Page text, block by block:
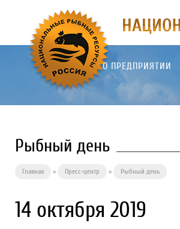
О ПРЕДПРИЯТИИ
Рыбный день
Главная » Пресс-центр » Рыбный день
14 октября 2019